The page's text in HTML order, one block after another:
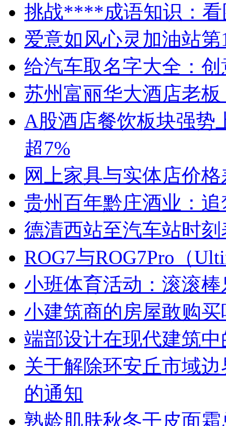
挑战****成语知识：看
爱意如风心灵加油站第
给汽车取名字大全：
苏州富丽华大酒店老
A股酒店餐饮板块强势
超7%
网上家具与实体店价
贵州百年黔庄酒业：
德清西站至汽车站时
ROG7与ROG7Pro（
小班体育活动：滚滚
小建筑商的房屋敢购
端部设计在现代建筑
关于解除环安丘市域
的通知
熟龄肌肤秋冬干皮面